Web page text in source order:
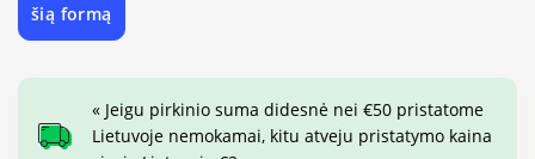
šią formą
« Jeigu pirkinio suma didesnė nei €50 pristatome
Lietuvoje nemokamai, kitu atveju pristatymo kaina